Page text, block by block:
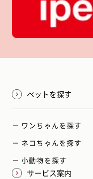
ペットを探す
－ ワンちゃんを探す
－ ネコちゃんを探す
－ 小動物を探す
サービス案内